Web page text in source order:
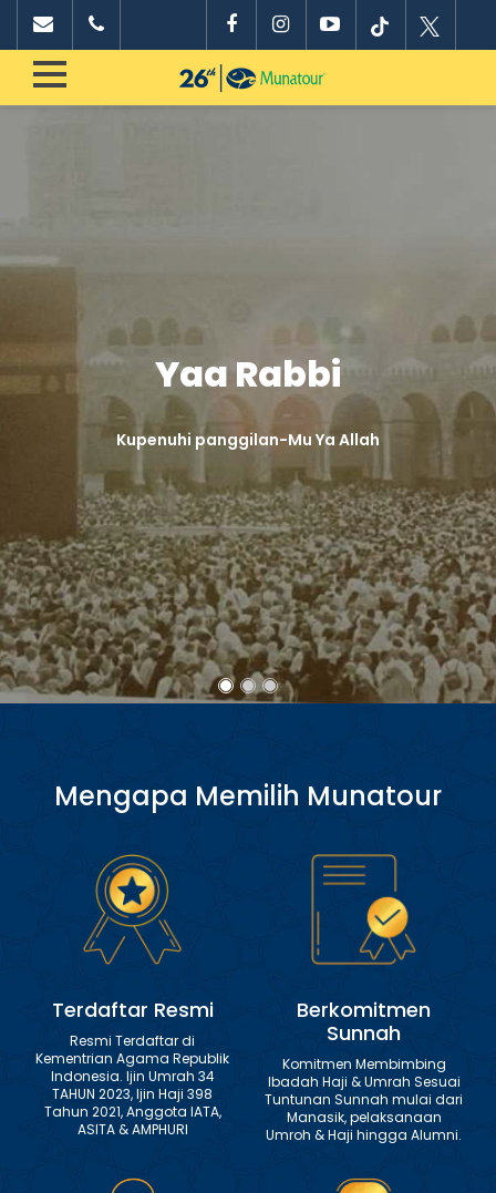
Yaa Rabbi
Kupenuhi panggilan-Mu Ya Allah
Mengapa Memilih Munatour
Terdaftar Resmi
Resmi Terdaftar di
Kementrian Agama Republik
Indonesia. Ijin Umrah 34
TAHUN 2023, Ijin Haji 398
Tahun 2021, Anggota IATA,
ASITA & AMPHURI
Berkomitmen
Sunnah
Komitmen Membimbing
Ibadah Haji & Umrah Sesuai
Tuntunan Sunnah mulai dari
Manasik, pelaksanaan
Umroh & Haji hingga Alumni.